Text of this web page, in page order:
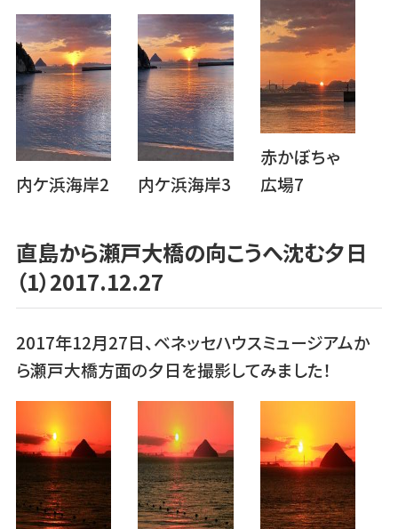
内ケ浜海岸2 内ケ浜海岸3
赤かぼちゃ
広場7
直島から瀬戸大橋の向こうへ沈む夕日
（1）2017.12.27
2017年12月27日、ベネッセハウスミュージアムか
ら瀬戸大橋方面の夕日を撮影してみました！